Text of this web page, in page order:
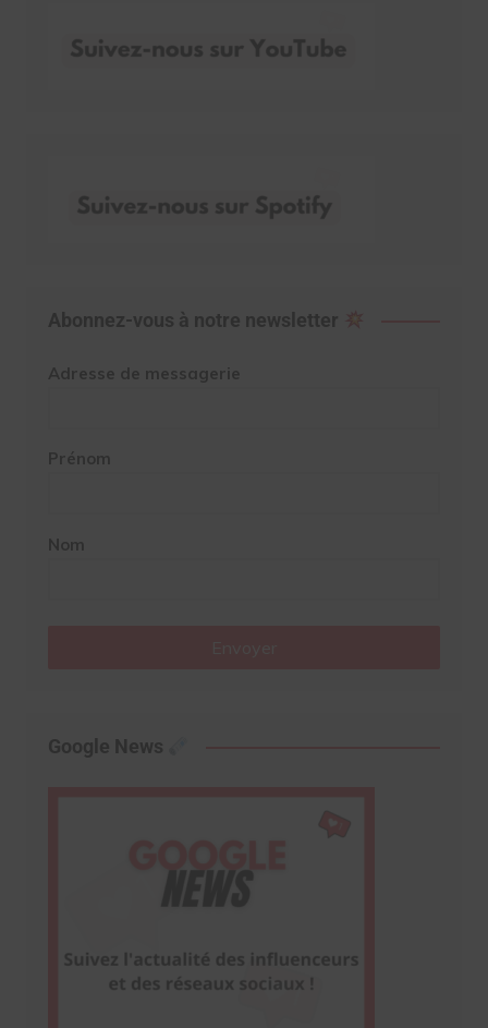
Abonnez-vous à notre newsletter
Adresse de messagerie
Prénom
Nom
Google News